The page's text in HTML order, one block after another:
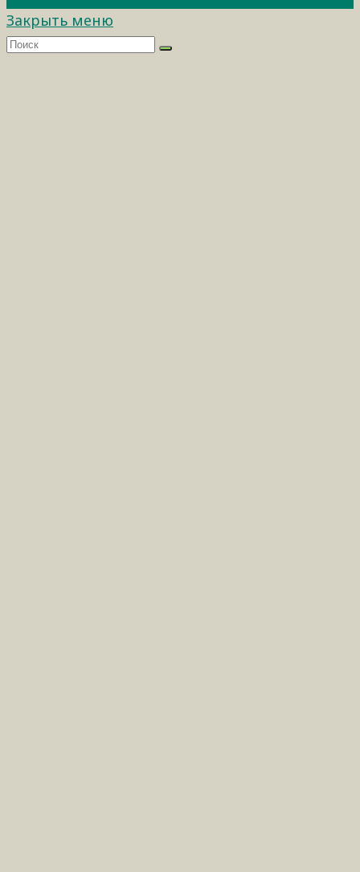
Закрыть меню